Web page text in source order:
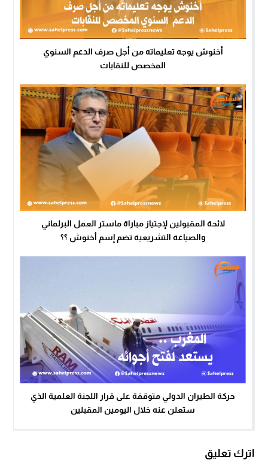
أخنوش يوجه تعليماته من أجل صرف الدعم السنوي
المخصص للنقابات
لائحة المقبولين لإجتياز مباراة ماستر العمل البرلماني
والصياغة التشريعية تضم إسم أخنوش ؟؟
حركة الطيران الدولي متوقفة على قرار اللجنة العلمية الذي
ستعلن عنه خلال اليومين المقبلين
اترك تعليق